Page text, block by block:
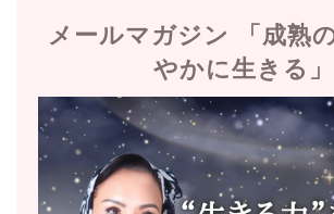
メールマガジン 「成熟
やかに生きる」